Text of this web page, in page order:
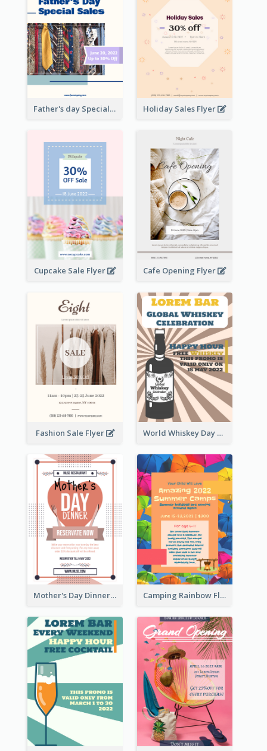
Father's day Special Sale Flyer Holiday Sales Flyer
Cupcake Sale Flyer Cafe Opening Flyer
Fashion Sale Flyer World Whiskey Day Promotion Flyer
Mother's Day Dinner Promotion Flyer Camping Rainbow Flyer